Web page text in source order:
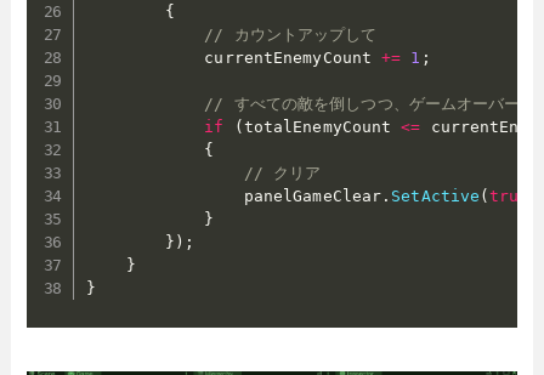
{
// カウントアップして
            currentEnemyCount
+= 1 ;
// すべての敵を倒しつつ、ゲームオーバーに
if
( totalEnemyCount <=
{
// クリア
                panelGameClear
. SetActive (true
}
} ) ;
}
}